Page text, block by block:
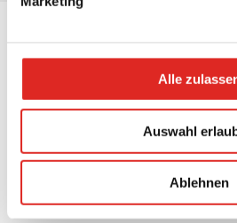
Alle
Auswahl
Ablehnen
NICHT DAS PASSENDE
Wir beraten Sie gerne.
IHR